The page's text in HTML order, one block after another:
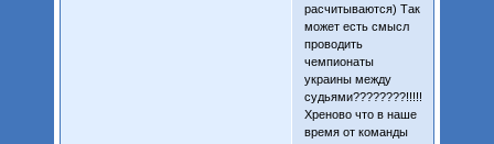
расчитываются) Так
может есть смысл
проводить
чемпионаты
украины между
судьями????????!!!!!!!
Хреново что в наше
время от команды